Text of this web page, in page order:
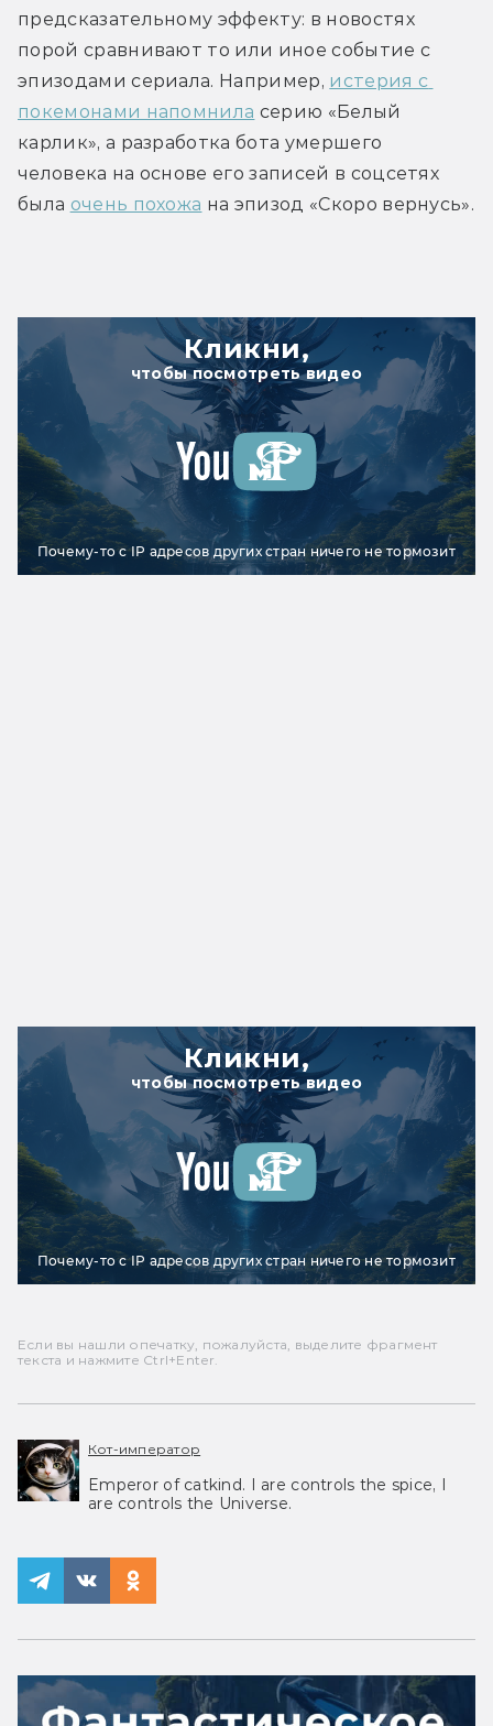
предсказательному эффекту: в новостях
порой сравнивают то или иное событие с
эпизодами сериала. Например, истерия с
покемонами напомнила серию «Белый
карлик», а разработка бота умершего
человека на основе его записей в соцсетях
была очень похожа на эпизод «Скоро вернусь».
Кликни,
чтобы посмотреть видео
Почему-то с IP адресов других стран ничего не тормозит
Кликни,
чтобы посмотреть видео
Почему-то с IP адресов других стран ничего не тормозит
Если вы нашли опечатку, пожалуйста, выделите фрагмент
текста и нажмите Ctrl+Enter.
Кот-император
Emperor of catkind. I are controls the spice, I
are controls the Universe.